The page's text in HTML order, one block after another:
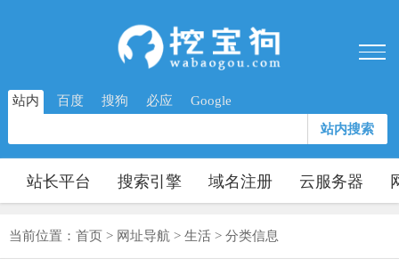
站内 百度 搜狗 必应 Google
站内搜索
站长平台 搜索引擎 域名注册 云服务器
当前位置： 首页 > 网址导航 > 生活 > 分类信息